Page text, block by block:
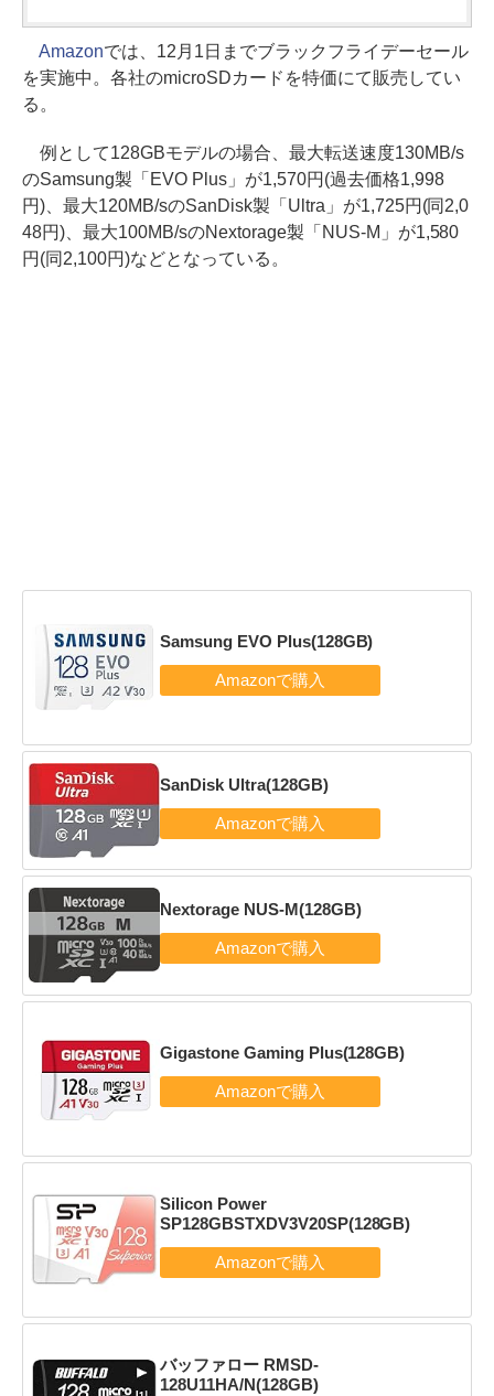
Amazonでは、12月1日までブラックフライデーセール
を実施中。各社のmicroSDカードを特価にて販売してい
る。
例として128GBモデルの場合、最大転送速度130MB/s
のSamsung製「EVO Plus」が1,570円(過去価格1,998
円)、最大120MB/sのSanDisk製「Ultra」が1,725円(同2,0
48円)、最大100MB/sのNextorage製「NUS-M」が1,580
円(同2,100円)などとなっている。
Samsung EVO Plus(128GB)
SanDisk Ultra(128GB)
Nextorage NUS-M(128GB)
Gigastone Gaming Plus(128GB)
Silicon Power
SP128GBSTXDV3V20SP(128GB)
バッファロー RMSD-
128U11HA/N(128GB)